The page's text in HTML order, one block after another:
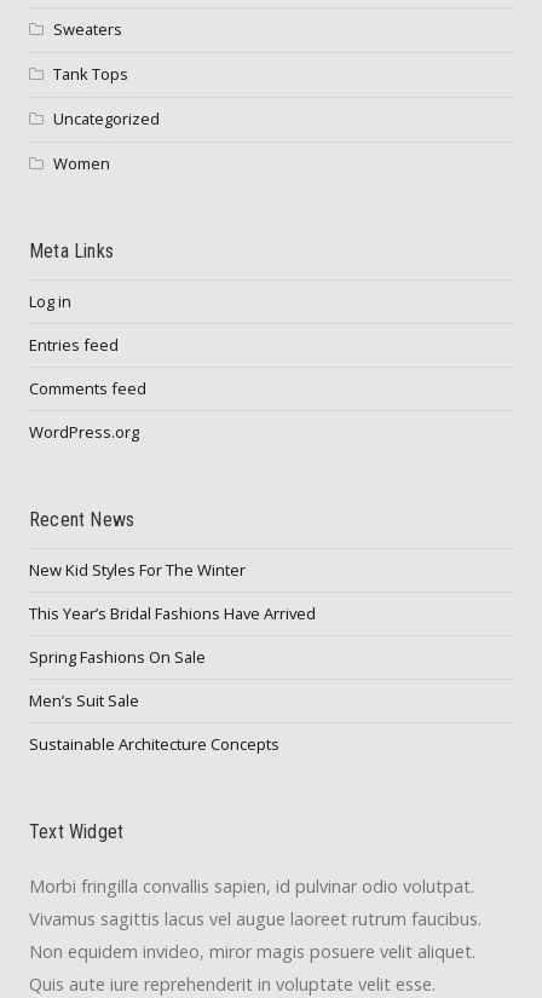
Sweaters
Tank Tops
Uncategorized
Women
Meta Links
Log in
Entries feed
Comments feed
WordPress.org
Recent News
New Kid Styles For The Winter
This Year’s Bridal Fashions Have Arrived
Spring Fashions On Sale
Men’s Suit Sale
Sustainable Architecture Concepts
Text Widget
Morbi fringilla convallis sapien, id pulvinar odio volutpat.
Vivamus sagittis lacus vel augue laoreet rutrum faucibus.
Non equidem invideo, miror magis posuere velit aliquet.
Quis aute iure reprehenderit in voluptate velit esse.